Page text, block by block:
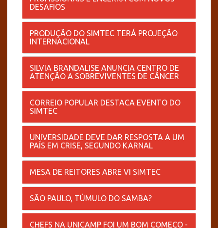
DESAFIOS
PRODUÇÃO DO SIMTEC TERÁ PROJEÇÃO
INTERNACIONAL
SILVIA BRANDALISE ANUNCIA CENTRO DE
ATENÇÃO A SOBREVIVENTES DE CÂNCER
CORREIO POPULAR DESTACA EVENTO DO
SIMTEC
UNIVERSIDADE DEVE DAR RESPOSTA A UM
PAÍS EM CRISE, SEGUNDO KARNAL
MESA DE REITORES ABRE VI SIMTEC
​SÃO PAULO, TÚMULO DO SAMBA?
​CHEFS NA UNICAMP FOI UM BOM COMEÇO -